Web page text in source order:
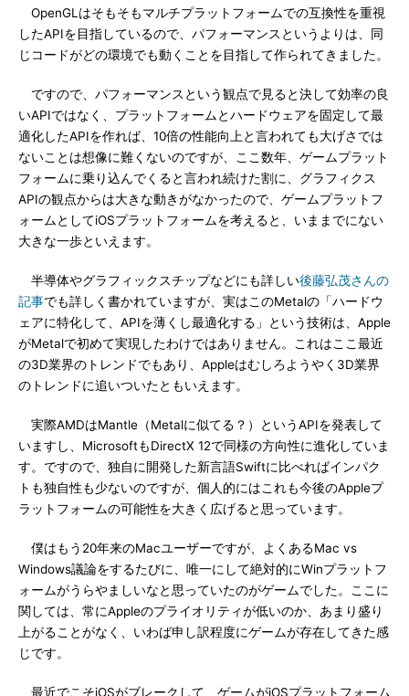
OpenGLはそもそもマルチプラットフォームでの互換性を重視
したAPIを目指しているので、パフォーマンスというよりは、同
じコードがどの環境でも動くことを目指して作られてきました。
ですので、パフォーマンスという観点で見ると決して効率の良
いAPIではなく、プラットフォームとハードウェアを固定して最
適化したAPIを作れば、10倍の性能向上と言われても大げさでは
ないことは想像に難くないのですが、ここ数年、ゲームプラット
フォームに乗り込んでくると言われ続けた割に、グラフィクス
APIの観点からは大きな動きがなかったので、ゲームプラットフ
ォームとしてiOSプラットフォームを考えると、いままでにない
大きな一歩といえます。
半導体やグラフィックスチップなどにも詳しい後藤弘茂さんの
記事でも詳しく書かれていますが、実はこのMetalの「ハードウ
ェアに特化して、APIを薄くし最適化する」という技術は、Apple
がMetalで初めて実現したわけではありません。これはここ最近
の3D業界のトレンドでもあり、Appleはむしろようやく3D業界
のトレンドに追いついたともいえます。
実際AMDはMantle（Metalに似てる？）というAPIを発表して
いますし、MicrosoftもDirectX 12で同様の方向性に進化していま
す。ですので、独自に開発した新言語Swiftに比べればインパク
トも独自性も少ないのですが、個人的にはこれも今後のAppleプ
ラットフォームの可能性を大きく広げると思っています。
僕はもう20年来のMacユーザーですが、よくあるMac vs
Windows議論をするたびに、唯一にして絶対的にWinプラットフ
ォームがうらやましいなと思っていたのがゲームでした。ここに
関しては、常にAppleのプライオリティが低いのか、あまり盛り
上がることがなく、いわば申し訳程度にゲームが存在してきた感
じです。
最近でこそiOSがブレークして、ゲームがiOSプラットフォーム